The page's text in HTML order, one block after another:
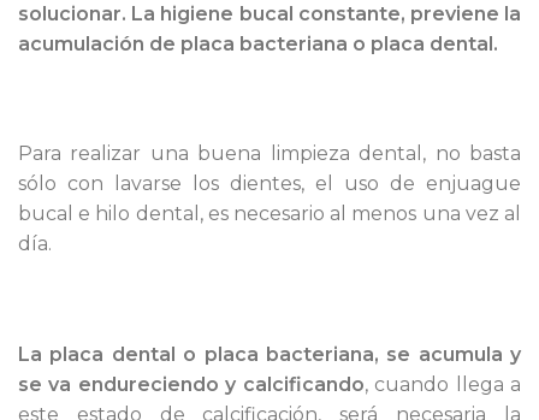
solucionar. La higiene bucal constante, previene la
acumulación de placa bacteriana o placa dental.
Para realizar una buena limpieza dental, no basta
sólo con lavarse los dientes, el uso de enjuague
bucal e hilo dental, es necesario al menos una vez al
día.
La placa dental o placa bacteriana, se acumula y
se va endureciendo y calcificando, cuando llega a
este estado de calcificación, será necesaria la